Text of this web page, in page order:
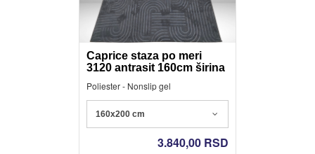
Caprice staza po meri
3120 antrasit 160cm širina
Poliester - Nonslip gel
160x200 cm
3.840,00 RSD